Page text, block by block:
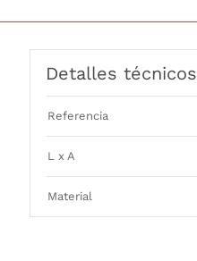
Detalles técnicos
Referencia
L x A
Material